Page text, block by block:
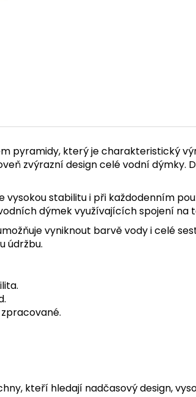
pyramidy, který je charakteristický
zvýrazní design celé vodní dýmky.
vysokou stabilitu i při každodenním
dýmek využívajících spojení na
vyniknout barvě vody i celé
údržbu.
kteří hledají nadčasový design,